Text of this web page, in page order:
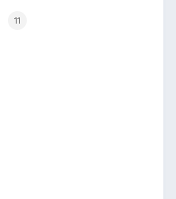
11